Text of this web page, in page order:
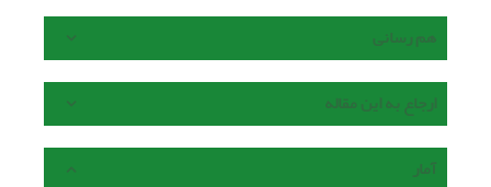
هم رسانی
ارجاع به این مقاله
آمار